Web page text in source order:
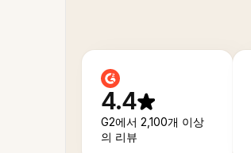
4.4
G2에서 2,100개 이상
의 리뷰